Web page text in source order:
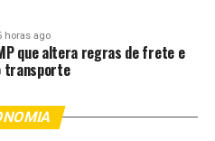
e precisa ser corrigido
das exportações
globais em 2025, com
horas ago
que altera regras de frete e
transporte